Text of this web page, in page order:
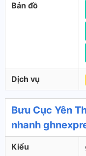
Bản đồ
Dịch vụ
Bưu Cục Yên
nhanh
Kiểu